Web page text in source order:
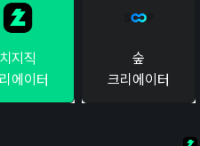
치지직
에이터
숲
크리에이터